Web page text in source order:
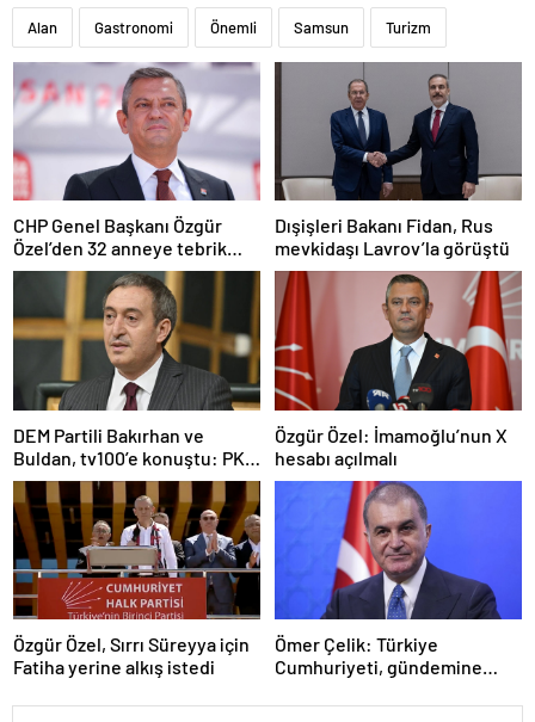
Alan Gastronomi Önemli Samsun Turizm
CHP Genel Başkanı Özgür
Özel’den 32 anneye tebrik
telefonu
Dışişleri Bakanı Fidan, Rus
mevkidaşı Lavrov’la görüştü
DEM Partili Bakırhan ve
Buldan, tv100’e konuştu: PKK
ne zaman kendini feshedecek
Özgür Özel: İmamoğlu’nun X
hesabı açılmalı
Özgür Özel, Sırrı Süreyya için
Fatiha yerine alkış istedi
Ömer Çelik: Türkiye
Cumhuriyeti, gündemine